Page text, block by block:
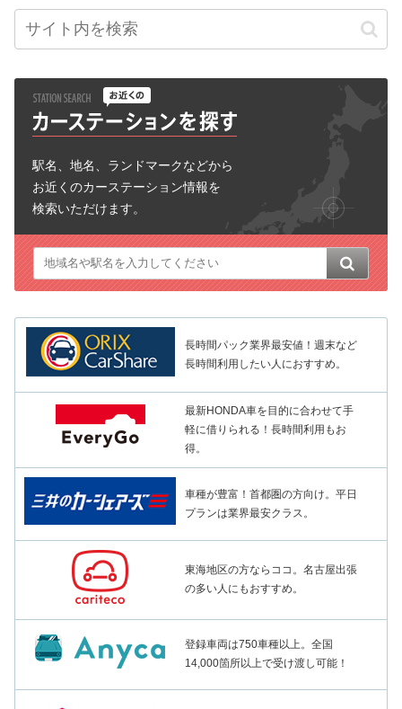
駅名、地名、ランドマークなどから
お近くのカーステーション情報を
検索いただけます。
長時間パック業界最安値！週末など
長時間利用したい人におすすめ。
最新HONDA車を目的に合わせて手
軽に借りられる！長時間利用もお
得。
車種が豊富！首都圏の方向け。平日
プランは業界最安クラス。
東海地区の方ならココ。名古屋出張
の多い人にもおすすめ。
登録車両は750車種以上。全国
14,000箇所以上で受け渡し可能！